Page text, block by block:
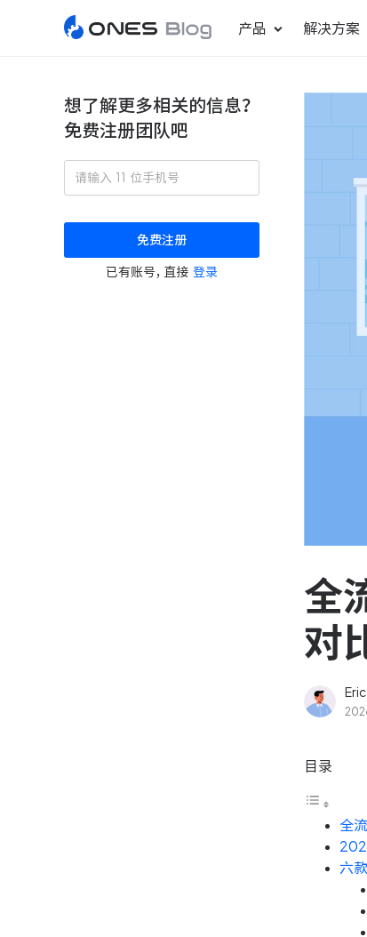
产品 解决方案
更好更快地发布产
轻松规划项目和跟
高效合理地规划和
驱动企业创新增长
想了解更多相关的信息？
免费注册团队吧
免费注册
已有账号，直接 登录
全
对
目录
全
六